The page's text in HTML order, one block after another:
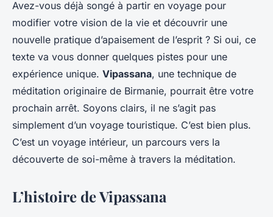
Comment expérimenter la
méditation Vipassana en
Birmanie ?
Sarah•12 février 2024 •6 min de lecture
Avez-vous déjà songé à partir en voyage pour
modifier votre vision de la vie et découvrir une
nouvelle pratique d’apaisement de l’esprit ? Si oui, ce
texte va vous donner quelques pistes pour une
expérience unique. Vipassana, une technique de
méditation originaire de Birmanie, pourrait être votre
prochain arrêt. Soyons clairs, il ne s’agit pas
simplement d’un voyage touristique. C’est bien plus.
C’est un voyage intérieur, un parcours vers la
découverte de soi-même à travers la méditation.
L’histoire de Vipassana